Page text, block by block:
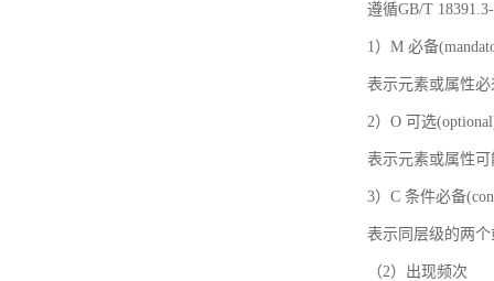
遵循GB/T
1）M 必备
表示元素或属性
2）O 可选
表示元素或属性
3）C 条件必备
表示同层级的两
（2）出现频次